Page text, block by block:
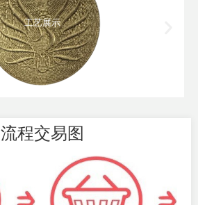
工艺展示
流程交易图